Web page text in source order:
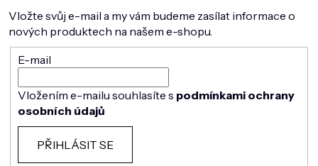
Vložte svůj e-mail a my vám budeme zasílat informace o
nových produktech na našem e-shopu.
E-mail
Vložením e-mailu souhlasíte s podmínkami ochrany
osobních údajů
PŘIHLÁSIT SE